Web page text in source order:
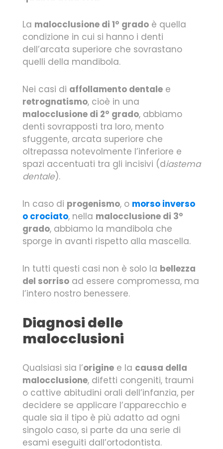
La malocclusione di 1° grado è quella
condizione in cui si hanno i denti
dell’arcata superiore che sovrastano
quelli della mandibola.
Nei casi di affollamento dentale e
retrognatismo, cioè in una
malocclusione di 2° grado, abbiamo
denti sovrapposti tra loro, mento
sfuggente, arcata superiore che
oltrepassa notevolmente l’inferiore e
spazi accentuati tra gli incisivi (diastema
dentale).
In caso di progenismo, o morso inverso
o crociato, nella malocclusione di 3°
grado, abbiamo la mandibola che
sporge in avanti rispetto alla mascella.
In tutti questi casi non è solo la bellezza
del sorriso ad essere compromessa, ma
l’intero nostro benessere.
Diagnosi delle
malocclusioni
Qualsiasi sia l’origine e la causa della
malocclusione, difetti congeniti, traumi
o cattive abitudini orali dell’infanzia, per
decidere se applicare l’apparecchio e
quale sia il tipo è più adatto ad ogni
singolo caso, si parte da una serie di
esami eseguiti dall’ortodontista.